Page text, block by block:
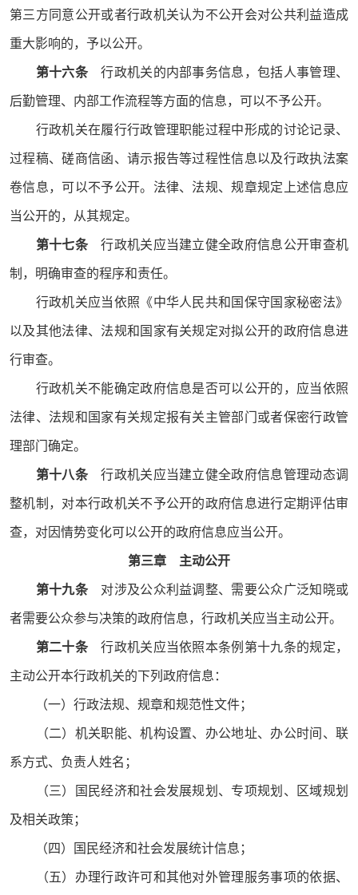
第三方同意公开或者行政机关认为不公开会对公共利益造成
重大影响的，予以公开。
第十六条行政机关的内部事务信息，包括人事管理、
后勤管理、内部工作流程等方面的信息，可以不予公开。
行政机关在履行行政管理职能过程中形成的讨论记录、
过程稿、磋商信函、请示报告等过程性信息以及行政执法案
卷信息，可以不予公开。法律、法规、规章规定上述信息应
当公开的，从其规定。
第十七条行政机关应当建立健全政府信息公开审查机
制，明确审查的程序和责任。
行政机关应当依照《中华人民共和国保守国家秘密法》
以及其他法律、法规和国家有关规定对拟公开的政府信息进
行审查。
行政机关不能确定政府信息是否可以公开的，应当依照
法律、法规和国家有关规定报有关主管部门或者保密行政管
理部门确定。
第十八条行政机关应当建立健全政府信息管理动态调
整机制，对本行政机关不予公开的政府信息进行定期评估审
查，对因情势变化可以公开的政府信息应当公开。
第三章 主动公开
第十九条对涉及公众利益调整、需要公众广泛知晓或
者需要公众参与决策的政府信息，行政机关应当主动公开。
第二十条行政机关应当依照本条例第十九条的规定，
主动公开本行政机关的下列政府信息：
（一）行政法规、规章和规范性文件；
（二）机关职能、机构设置、办公地址、办公时间、联
系方式、负责人姓名；
（三）国民经济和社会发展规划、专项规划、区域规划
及相关政策；
（四）国民经济和社会发展统计信息；
（五）办理行政许可和其他对外管理服务事项的依据、